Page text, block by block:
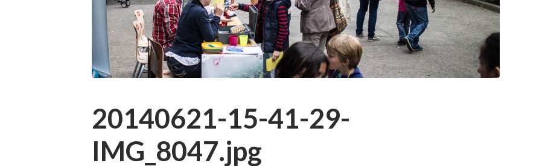
20140621-15-41-29-
IMG_8047.jpg